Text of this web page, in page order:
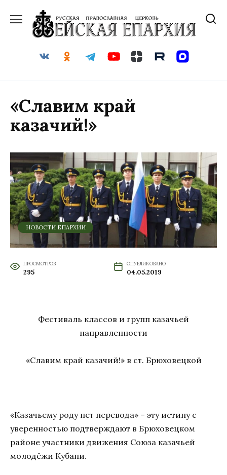
содержанию
«Славим край
казачий!»
НОВОСТИ ЕПАРХИИ
ПРОСМОТРОВ
295
ОПУБЛИКОВАНО
04.05.2019
Фестиваль классов и групп казачьей
направленности
«Славим край казачий!» в ст. Брюховецкой
«Казачьему роду нет перевода» – эту истину с
уверенностью подтверждают в Брюховецком
районе участники движения Союза казачьей
молодёжи Кубани.